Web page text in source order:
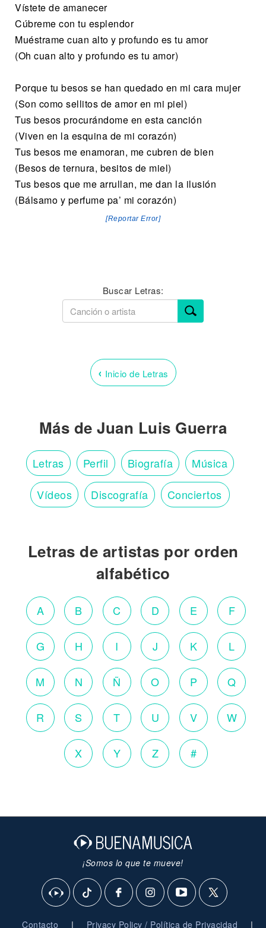
Vístete de amanecer
Cúbreme con tu esplendor
Muéstrame cuan alto y profundo es tu amor
(Oh cuan alto y profundo es tu amor)
Porque tu besos se han quedado en mi cara mujer
(Son como sellitos de amor en mi piel)
Tus besos procurándome en esta canción
(Viven en la esquina de mi corazón)
Tus besos me enamoran, me cubren de bien
(Besos de ternura, besitos de miel)
Tus besos que me arrullan, me dan la ilusión
(Bálsamo y perfume pa’ mi corazón)
[Reportar Error]
Buscar Letras:
‹ Inicio de Letras
Más de Juan Luis Guerra
Letras Perfil Biografía Música
Vídeos Discografía Conciertos
Letras de artistas por orden
alfabético
A B C D E F
G H I J K L
M N Ñ O P Q
R S T U V W
X Y Z #
¡Somos lo que te mueve!
Contacto | Privacy Policy / Política de Privacidad |